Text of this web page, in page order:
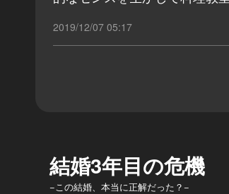
2019/12/07 05:17
結婚3年目の危機
−この結婚、本当に正解だった？−